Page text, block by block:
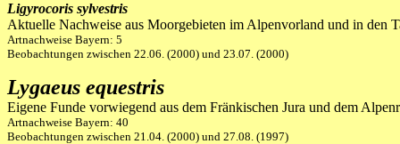
Ligyrocoris sylvestris
Aktuelle Nachweise aus Moorgebieten im Alpenvorland und in den
Artnachweise Bayern: 5
Beobachtungen zwischen 22.06. (2000) und 23.07. (2000)
Lygaeus equestris
Eigene Funde vorwiegend aus dem Fränkischen Jura und dem
Artnachweise Bayern: 40
Beobachtungen zwischen 21.04. (2000) und 27.08. (1997)